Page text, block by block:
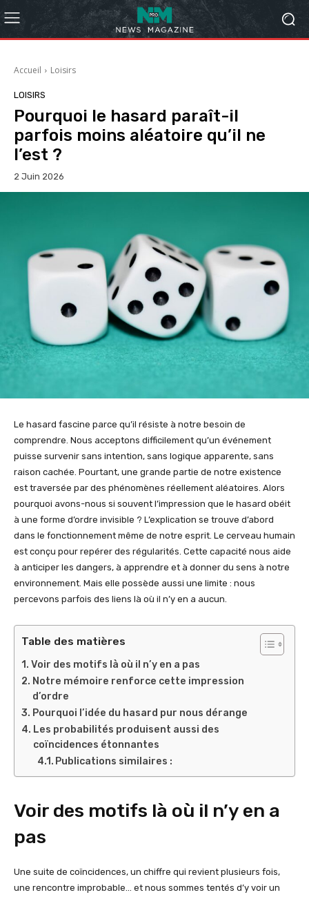
Accueil Loisirs
LOISIRS
Pourquoi le hasard paraît-il
parfois moins aléatoire qu’il ne
l’est ?
2 Juin 2026
Le hasard fascine parce qu’il résiste à notre besoin de
comprendre. Nous acceptons difficilement qu’un événement
puisse survenir sans intention, sans logique apparente, sans
raison cachée. Pourtant, une grande partie de notre existence
est traversée par des phénomènes réellement aléatoires. Alors
pourquoi avons-nous si souvent l’impression que le hasard obéit
à une forme d’ordre invisible ? L’explication se trouve d’abord
dans le fonctionnement même de notre esprit. Le cerveau humain
est conçu pour repérer des régularités. Cette capacité nous aide
à anticiper les dangers, à apprendre et à donner du sens à notre
environnement. Mais elle possède aussi une limite : nous
percevons parfois des liens là où il n’y en a aucun.
Table des matières
Voir des motifs là où il n’y en a pas
Notre mémoire renforce cette impression
d’ordre
Pourquoi l’idée du hasard pur nous dérange
Les probabilités produisent aussi des
coïncidences étonnantes
Publications similaires :
Voir des motifs là où il n’y en a
pas
Une suite de coïncidences, un chiffre qui revient plusieurs fois,
une rencontre improbable… et nous sommes tentés d’y voir un